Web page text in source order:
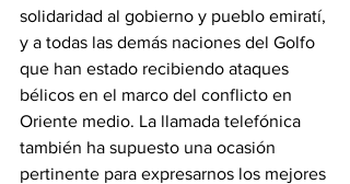
solidaridad al gobierno y pueblo emiratí,
y a todas las demás naciones del Golfo
que han estado recibiendo ataques
bélicos en el marco del conflicto en
Oriente medio. La llamada telefónica
también ha supuesto una ocasión
pertinente para expresarnos los mejores